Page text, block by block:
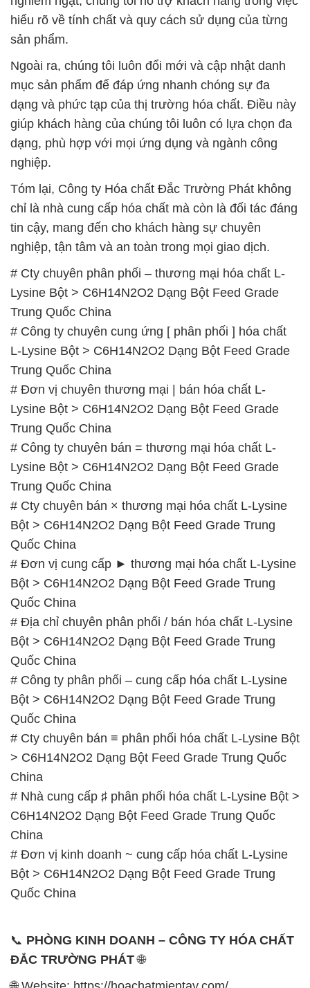
hiểu rõ về tính chất và quy cách sử dụng của từng
sản phẩm.
Ngoài ra, chúng tôi luôn đổi mới và cập nhật danh
mục sản phẩm để đáp ứng nhanh chóng sự đa
dạng và phức tạp của thị trường hóa chất. Điều này
giúp khách hàng của chúng tôi luôn có lựa chọn đa
dạng, phù hợp với mọi ứng dụng và ngành công
nghiệp.
Tóm lại, Công ty Hóa chất Đắc Trường Phát không
chỉ là nhà cung cấp hóa chất mà còn là đối tác đáng
tin cậy, mang đến cho khách hàng sự chuyên
nghiệp, tận tâm và an toàn trong mọi giao dịch.
# Cty chuyên phân phối – thương mại hóa chất L-
Lysine Bột > C6H14N2O2 Dạng Bột Feed Grade
Trung Quốc China
# Công ty chuyên cung ứng [ phân phối ] hóa chất
L-Lysine Bột > C6H14N2O2 Dạng Bột Feed Grade
Trung Quốc China
# Đơn vị chuyên thương mại | bán hóa chất L-
Lysine Bột > C6H14N2O2 Dạng Bột Feed Grade
Trung Quốc China
# Công ty chuyên bán = thương mại hóa chất L-
Lysine Bột > C6H14N2O2 Dạng Bột Feed Grade
Trung Quốc China
# Cty chuyên bán × thương mại hóa chất L-Lysine
Bột > C6H14N2O2 Dạng Bột Feed Grade Trung
Quốc China
# Đơn vị cung cấp ► thương mại hóa chất L-Lysine
Bột > C6H14N2O2 Dạng Bột Feed Grade Trung
Quốc China
# Địa chỉ chuyên phân phối / bán hóa chất L-Lysine
Bột > C6H14N2O2 Dạng Bột Feed Grade Trung
Quốc China
# Công ty phân phối – cung cấp hóa chất L-Lysine
Bột > C6H14N2O2 Dạng Bột Feed Grade Trung
Quốc China
# Cty chuyên bán ≡ phân phối hóa chất L-Lysine Bột
> C6H14N2O2 Dạng Bột Feed Grade Trung Quốc
China
# Nhà cung cấp ♯ phân phối hóa chất L-Lysine Bột >
C6H14N2O2 Dạng Bột Feed Grade Trung Quốc
China
# Đơn vị kinh doanh ~ cung cấp hóa chất L-Lysine
Bột > C6H14N2O2 Dạng Bột Feed Grade Trung
Quốc China
📞 PHÒNG KINH DOANH – CÔNG TY HÓA CHẤT
ĐẮC TRƯỜNG PHÁT🌐